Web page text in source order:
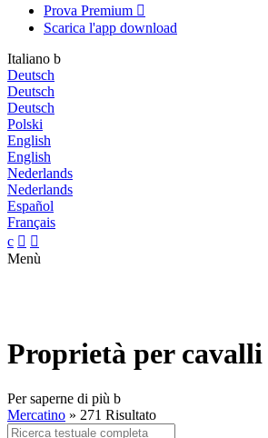
Prova Premium 
Scarica l'app download
Italiano b
Deutsch
Deutsch
Deutsch
Polski
English
English
Nederlands
Nederlands
Español
Français
c  
Menù
Proprietà per cavalli
Per saperne di più b
Mercatino » 271 Risultato